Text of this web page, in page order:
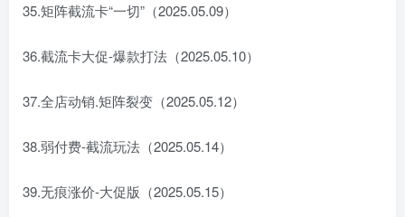
35.矩阵截流卡“一切”（2025.05.09）
36.截流卡大促-爆款打法（2025.05.10）
37.全店动销.矩阵裂变（2025.05.12）
38.弱付费-截流玩法（2025.05.14）
39.无痕涨价-大促版（2025.05.15）